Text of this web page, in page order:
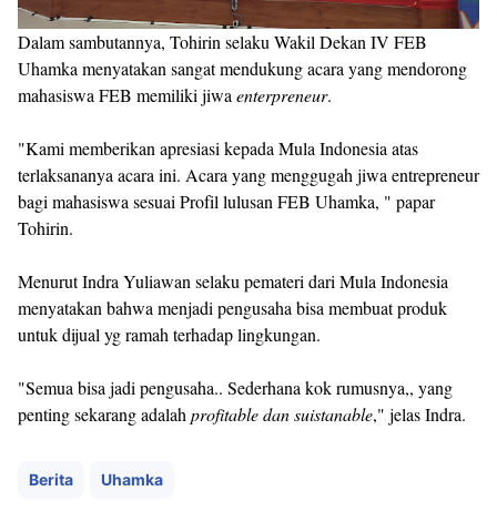
Dalam sambutannya, Tohirin selaku Wakil Dekan IV FEB
Uhamka menyatakan sangat mendukung acara yang mendorong
mahasiswa FEB memiliki jiwa enterpreneur.
"Kami memberikan apresiasi kepada Mula Indonesia atas
terlaksananya acara ini. Acara yang menggugah jiwa entrepreneur
bagi mahasiswa sesuai Profil lulusan FEB Uhamka, " papar
Tohirin.
Menurut Indra Yuliawan selaku pemateri dari Mula Indonesia
menyatakan bahwa menjadi pengusaha bisa membuat produk
untuk dijual yg ramah terhadap lingkungan.
"Semua bisa jadi pengusaha.. Sederhana kok rumusnya,, yang
penting sekarang adalah profitable dan suistanable," jelas Indra.
Berita Uhamka